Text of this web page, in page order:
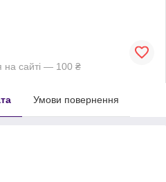
на сайті — 100 ₴
Умови повернення